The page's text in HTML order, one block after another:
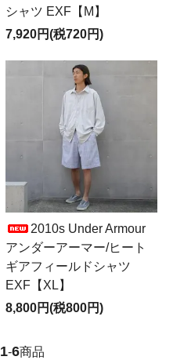
シャツ EXF【M】
7,920円(税720円)
2010s Under Armour
アンダーアーマー/ヒート
ギアフィールドシャツ
EXF【XL】
8,800円(税800円)
1-6商品